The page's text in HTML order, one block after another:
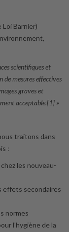
Loi Barnier)
scientifiques et
de mesures effectives
graves et
acceptable.[1] »
traitons dans
:
les nouveau-
effets secondaires
normes
l’hygiène de la